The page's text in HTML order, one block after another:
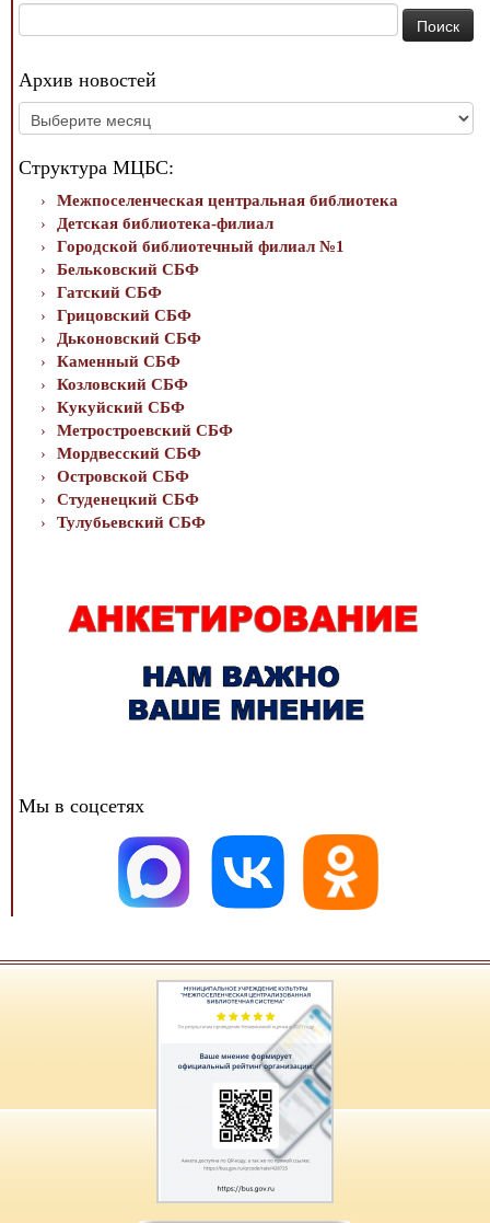
Архив новостей
Архив
новостей
Структура МЦБС:
Межпоселенческая центральная библиотека
Детская библиотека-филиал
Городской библиотечный филиал №1
Бельковский СБФ
Гатский СБФ
Грицовский СБФ
Дьконовский СБФ
Каменный СБФ
Козловский СБФ
Кукуйский СБФ
Метростроевский СБФ
Мордвесский СБФ
Островской СБФ
Студенецкий СБФ
Тулубьевский СБФ
Мы в соцсетях